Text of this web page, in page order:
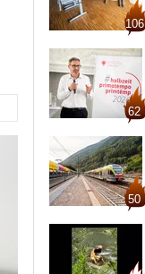
106
62
50